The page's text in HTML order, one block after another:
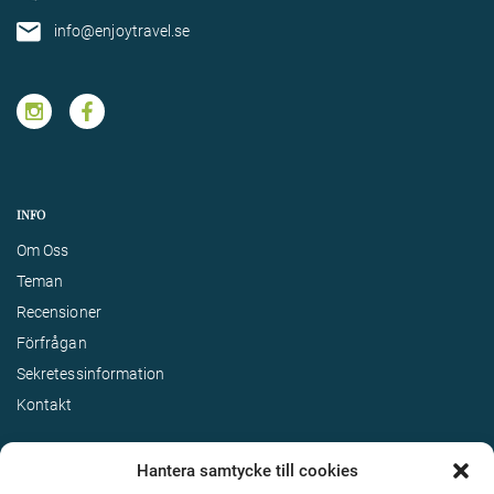
Hantera samtycke till cookies
info@enjoytravel.se
INFO
Om Oss
Teman
Recensioner
Förfrågan
Sekretessinformation
Kontakt